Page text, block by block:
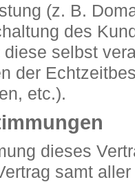
(z. B.
des
diese selbst
der
etc.).
dieses
samt